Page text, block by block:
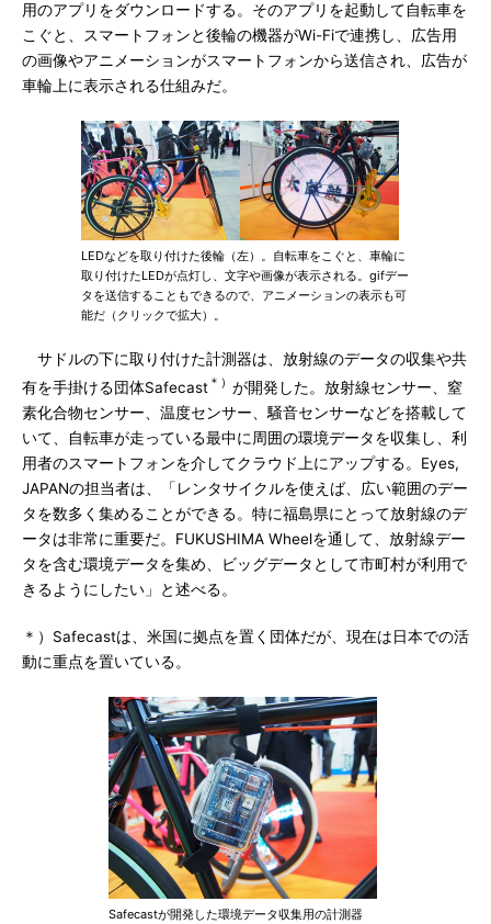
用のアプリをダウンロードする。そのアプリを起動して自転車を
こぐと、スマートフォンと後輪の機器がWi-Fiで連携し、広告用
の画像やアニメーションがスマートフォンから送信され、広告が
車輪上に表示される仕組みだ。
LEDなどを取り付けた後輪（左）。自転車をこぐと、車輪に
取り付けたLEDが点灯し、文字や画像が表示される。gifデー
タを送信することもできるので、アニメーションの表示も可
能だ（クリックで拡大）。
サドルの下に取り付けた計測器は、放射線のデータの収集や共
有を手掛ける団体Safecast ＊） が開発した。放射線センサー、窒
素化合物センサー、温度センサー、騒音センサーなどを搭載して
いて、自転車が走っている最中に周囲の環境データを収集し、利
用者のスマートフォンを介してクラウド上にアップする。Eyes,
JAPANの担当者は、「レンタサイクルを使えば、広い範囲のデー
タを数多く集めることができる。特に福島県にとって放射線のデ
ータは非常に重要だ。FUKUSHIMA Wheelを通して、放射線デー
タを含む環境データを集め、ビッグデータとして市町村が利用で
きるようにしたい」と述べる。
＊）Safecastは、米国に拠点を置く団体だが、現在は日本での活
動に重点を置いている。
Safecastが開発した環境データ収集用の計測器